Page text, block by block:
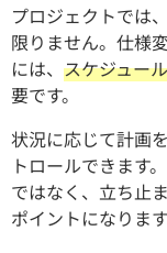
プロジェクトでは
限りません。仕様
には、 スケジュー
要です。
状況に応じて計画
トロールできます
ではなく、立ち止
ポイントになります